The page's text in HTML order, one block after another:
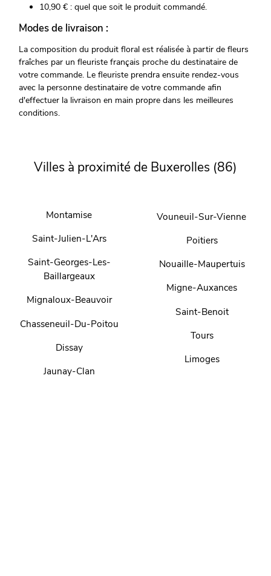
10,90 € : quel que soit le produit commandé.
Modes de livraison :
La composition du produit floral est réalisée à partir de fleurs
fraîches par un fleuriste français proche du destinataire de
votre commande. Le fleuriste prendra ensuite rendez-vous
avec la personne destinataire de votre commande afin
d'effectuer la livraison en main propre dans les meilleures
conditions.
Villes à proximité de Buxerolles (86)
Montamise
Saint-Julien-L'Ars
Saint-Georges-Les-
Baillargeaux
Mignaloux-Beauvoir
Chasseneuil-Du-Poitou
Dissay
Jaunay-Clan
Vouneuil-Sur-Vienne
Poitiers
Nouaille-Maupertuis
Migne-Auxances
Saint-Benoit
Tours
Limoges